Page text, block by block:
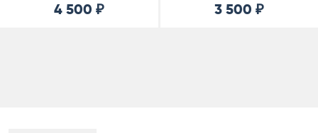
4 500 ₽ 3 500 ₽